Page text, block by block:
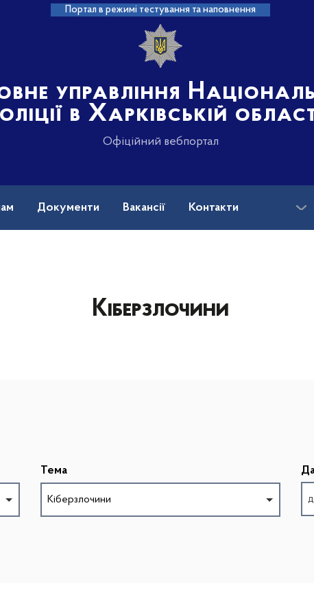
Портал в режимі тестування та наповнення
управління
в Харківській
Офіційний вебпортал
Документи Вакансії Контакти
Кіберзлочини
Тема
Кіберзлочини